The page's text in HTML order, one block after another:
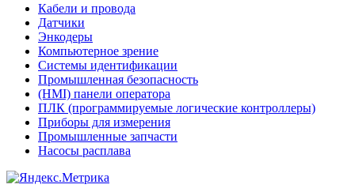
Кабели и провода
Датчики
Энкодеры
Компьютерное зрение
Системы идентификации
Промышленная безопасность
(HMI) панели оператора
ПЛК (программируемые логические контроллеры)
Приборы для измерения
Промышленные запчасти
Насосы расплава